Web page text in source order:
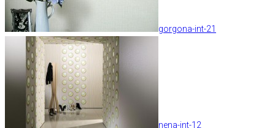
gorgona-int-21
nena-int-12